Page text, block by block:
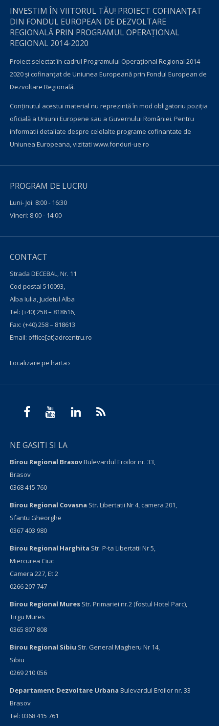
INVESTIM ÎN VIITORUL TĂU! PROIECT COFINANȚAT
DIN FONDUL EUROPEAN DE DEZVOLTARE
REGIONALĂ PRIN PROGRAMUL OPERAŢIONAL
REGIONAL 2014-2020
Proiect selectat în cadrul Programului Operațional Regional 2014-
2020 și cofinanțat de Uniunea Europeană prin Fondul European de
Dezvoltare Regională.
Conţinutul acestui material nu reprezintă în mod obligatoriu poziţia
oficială a Uniunii Europene sau a Guvernului României. Pentru
informatii detaliate despre celelalte programe cofinantate de
Uniunea Europeana, vizitati www.fonduri-ue.ro
PROGRAM DE LUCRU
Luni- Joi: 8:00 - 16:30
Vineri: 8:00 - 14:00
CONTACT
Strada DECEBAL, Nr. 11
Cod postal 510093,
Alba Iulia, Judetul Alba
Tel: (+40) 258 – 818616,
Fax: (+40) 258 – 818613
Email: office[at]adrcentru.ro
Localizare pe harta ›
NE GASITI SI LA
Birou Regional BrasovBulevardul Eroilor nr. 33,
Brasov
0368 415 760
Birou Regional Covasna Str. Libertatii Nr 4, camera 201,
Sfantu Gheorghe
0367 403 980
Birou Regional Harghita Str. P-ta Libertatii Nr 5,
Miercurea Ciuc
Camera 227, Et 2
0266 207 747
Birou Regional Mures Str. Primariei nr.2 (fostul Hotel Parc),
Tirgu Mures
0365 807 808
Birou Regional Sibiu Str. General Magheru Nr 14,
Sibiu
0269 210 056
Departament Dezvoltare Urbana Bulevardul Eroilor nr. 33
Brasov
Tel: 0368 415 761